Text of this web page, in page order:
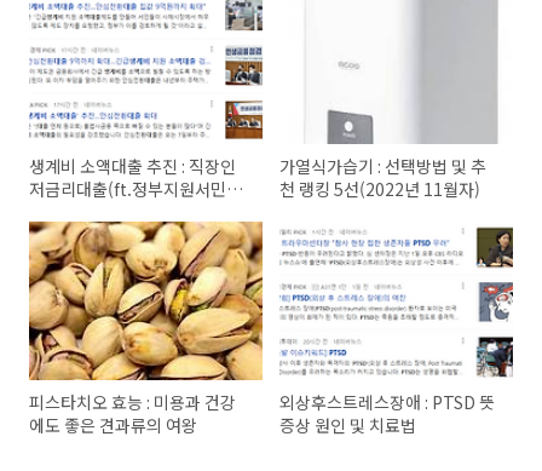
생계비 소액대출 추진 : 직장인
저금리대출(ft.정부지원서민대
가열식가습기 : 선택방법 및 추
천 랭킹 5선(2022년 11월자)
피스타치오 효능 : 미용과 건강
에도 좋은 견과류의 여왕
외상후스트레스장애 : PTSD 뜻
증상 원인 및 치료법